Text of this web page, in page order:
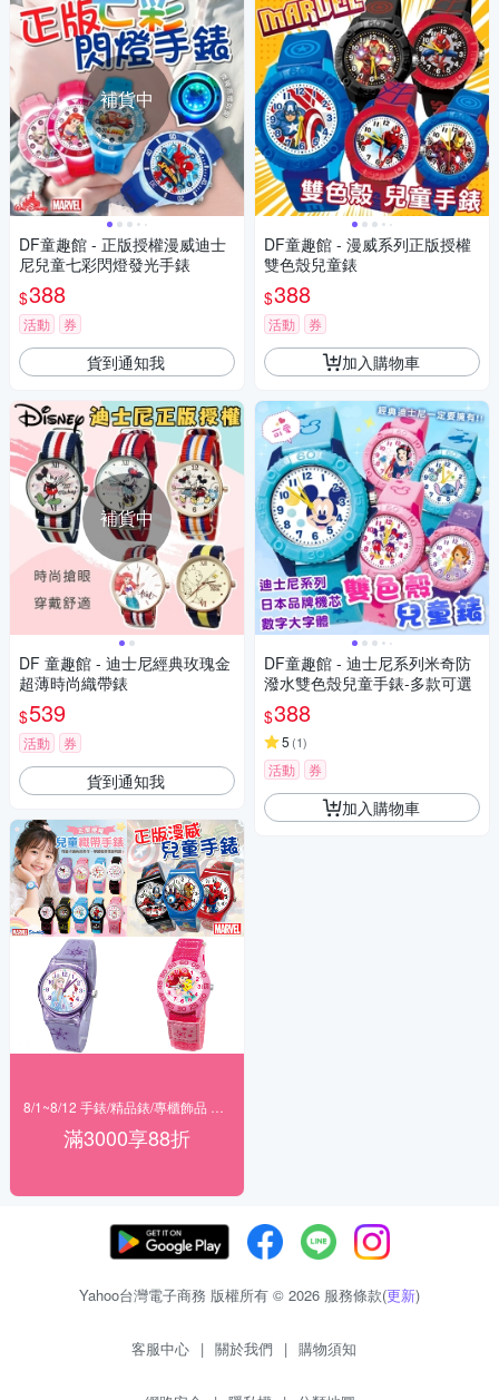
補貨中
DF童趣館 - 正版授權漫威迪士
尼兒童七彩閃燈發光手錶
$388
活動 券
貨到通知我
補貨中
DF 童趣館 - 迪士尼經典玫瑰金
超薄時尚織帶錶
$539
活動 券
貨到通知我
滿3000享88折
DF童趣館 - 漫威系列正版授權
雙色殼兒童錶
$388
活動 券
加入購物車
DF童趣館 - 迪士尼系列米奇防
潑水雙色殼兒童手錶-多款可選
$388
5 (1)
活動 券
加入購物車
Yahoo台灣電子商務 版權所有 © 2026 服務條款(更新)
客服中心 | 關於我們 | 購物須知